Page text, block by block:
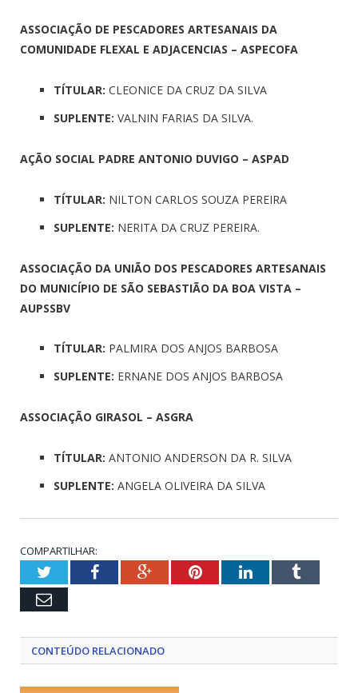
ASSOCIAÇÃO DE PESCADORES ARTESANAIS DA
COMUNIDADE FLEXAL E ADJACENCIAS – ASPECOFA
TÍTULAR: CLEONICE DA CRUZ DA SILVA
SUPLENTE: VALNIN FARIAS DA SILVA.
AÇÃO SOCIAL PADRE ANTONIO DUVIGO – ASPAD
TÍTULAR: NILTON CARLOS SOUZA PEREIRA
SUPLENTE: NERITA DA CRUZ PEREIRA.
ASSOCIAÇÃO DA UNIÃO DOS PESCADORES ARTESANAIS
DO MUNICÍPIO DE SÃO SEBASTIÃO DA BOA VISTA –
AUPSSBV
TÍTULAR: PALMIRA DOS ANJOS BARBOSA
SUPLENTE: ERNANE DOS ANJOS BARBOSA
ASSOCIAÇÃO GIRASOL – ASGRA
TÍTULAR: ANTONIO ANDERSON DA R. SILVA
SUPLENTE: ANGELA OLIVEIRA DA SILVA
COMPARTILHAR:
TwitterFacebookGoogle+PinterestLinkedInTumblr
Email
CONTEÚDO RELACIONADO